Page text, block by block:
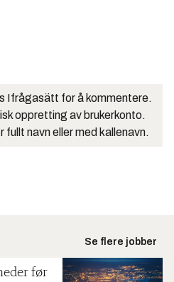
Ifrågasätt for å kommentere.
oppretting av brukerkonto.
fullt navn eller med kallenavn.
Se flere jobber
før